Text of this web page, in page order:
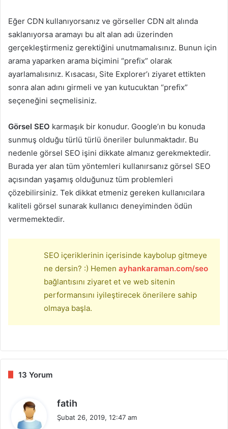
Eğer CDN kullanıyorsanız ve görseller CDN alt alında
saklanıyorsa aramayı bu alt alan adı üzerinden
gerçekleştirmeniz gerektiğini unutmamalısınız. Bunun için
arama yaparken arama biçimini “prefix” olarak
ayarlamalısınız. Kısacası, Site Explorer’ı ziyaret ettikten
sonra alan adını girmeli ve yan kutucuktan “prefix”
seçeneğini seçmelisiniz.
Görsel SEO karmaşık bir konudur. Google’ın bu konuda
sunmuş olduğu türlü türlü öneriler bulunmaktadır. Bu
nedenle görsel SEO işini dikkate almanız gerekmektedir.
Burada yer alan tüm yöntemleri kullanırsanız görsel SEO
açısından yaşamış olduğunuz tüm problemleri
çözebilirsiniz. Tek dikkat etmeniz gereken kullanıcılara
kaliteli görsel sunarak kullanıcı deneyiminden ödün
vermemektedir.
SEO içeriklerinin içerisinde kaybolup gitmeye
ne dersin? :) Hemen ayhankaraman.com/seo
bağlantısını ziyaret et ve web sitenin
performansını iyileştirecek önerilere sahip
olmaya başla.
13 Yorum
fatih
Şubat 26, 2019, 12:47 am